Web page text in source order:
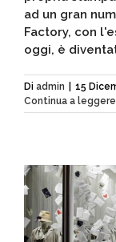
ad un gran
Factory, con
oggi, è
Di admin 15
Continua a leggere